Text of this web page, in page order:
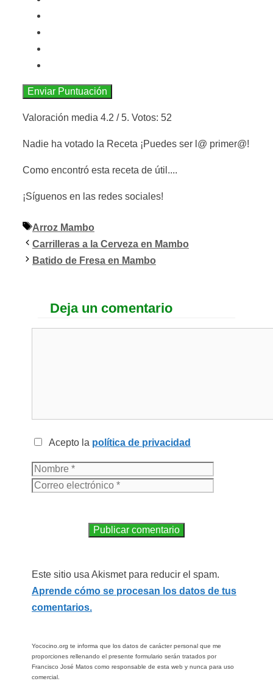
Enviar Puntuación
Valoración media 4.2 / 5. Votos: 52
Nadie ha votado la Receta ¡Puedes ser l@ primer@!
Como encontró esta receta de útil....
¡Síguenos en las redes sociales!
Etiquetas
Arroz Mambo
Carrilleras a la Cerveza en Mambo
Batido de Fresa en Mambo
Deja un comentario
Acepto la política de privacidad
Este sitio usa Akismet para reducir el spam.
Aprende cómo se procesan los datos de tus
comentarios.
Yococino.org te informa que los datos de carácter personal que me
proporciones rellenando el presente formulario serán tratados por
Francisco José Matos como responsable de esta web y nunca para uso
comercial.